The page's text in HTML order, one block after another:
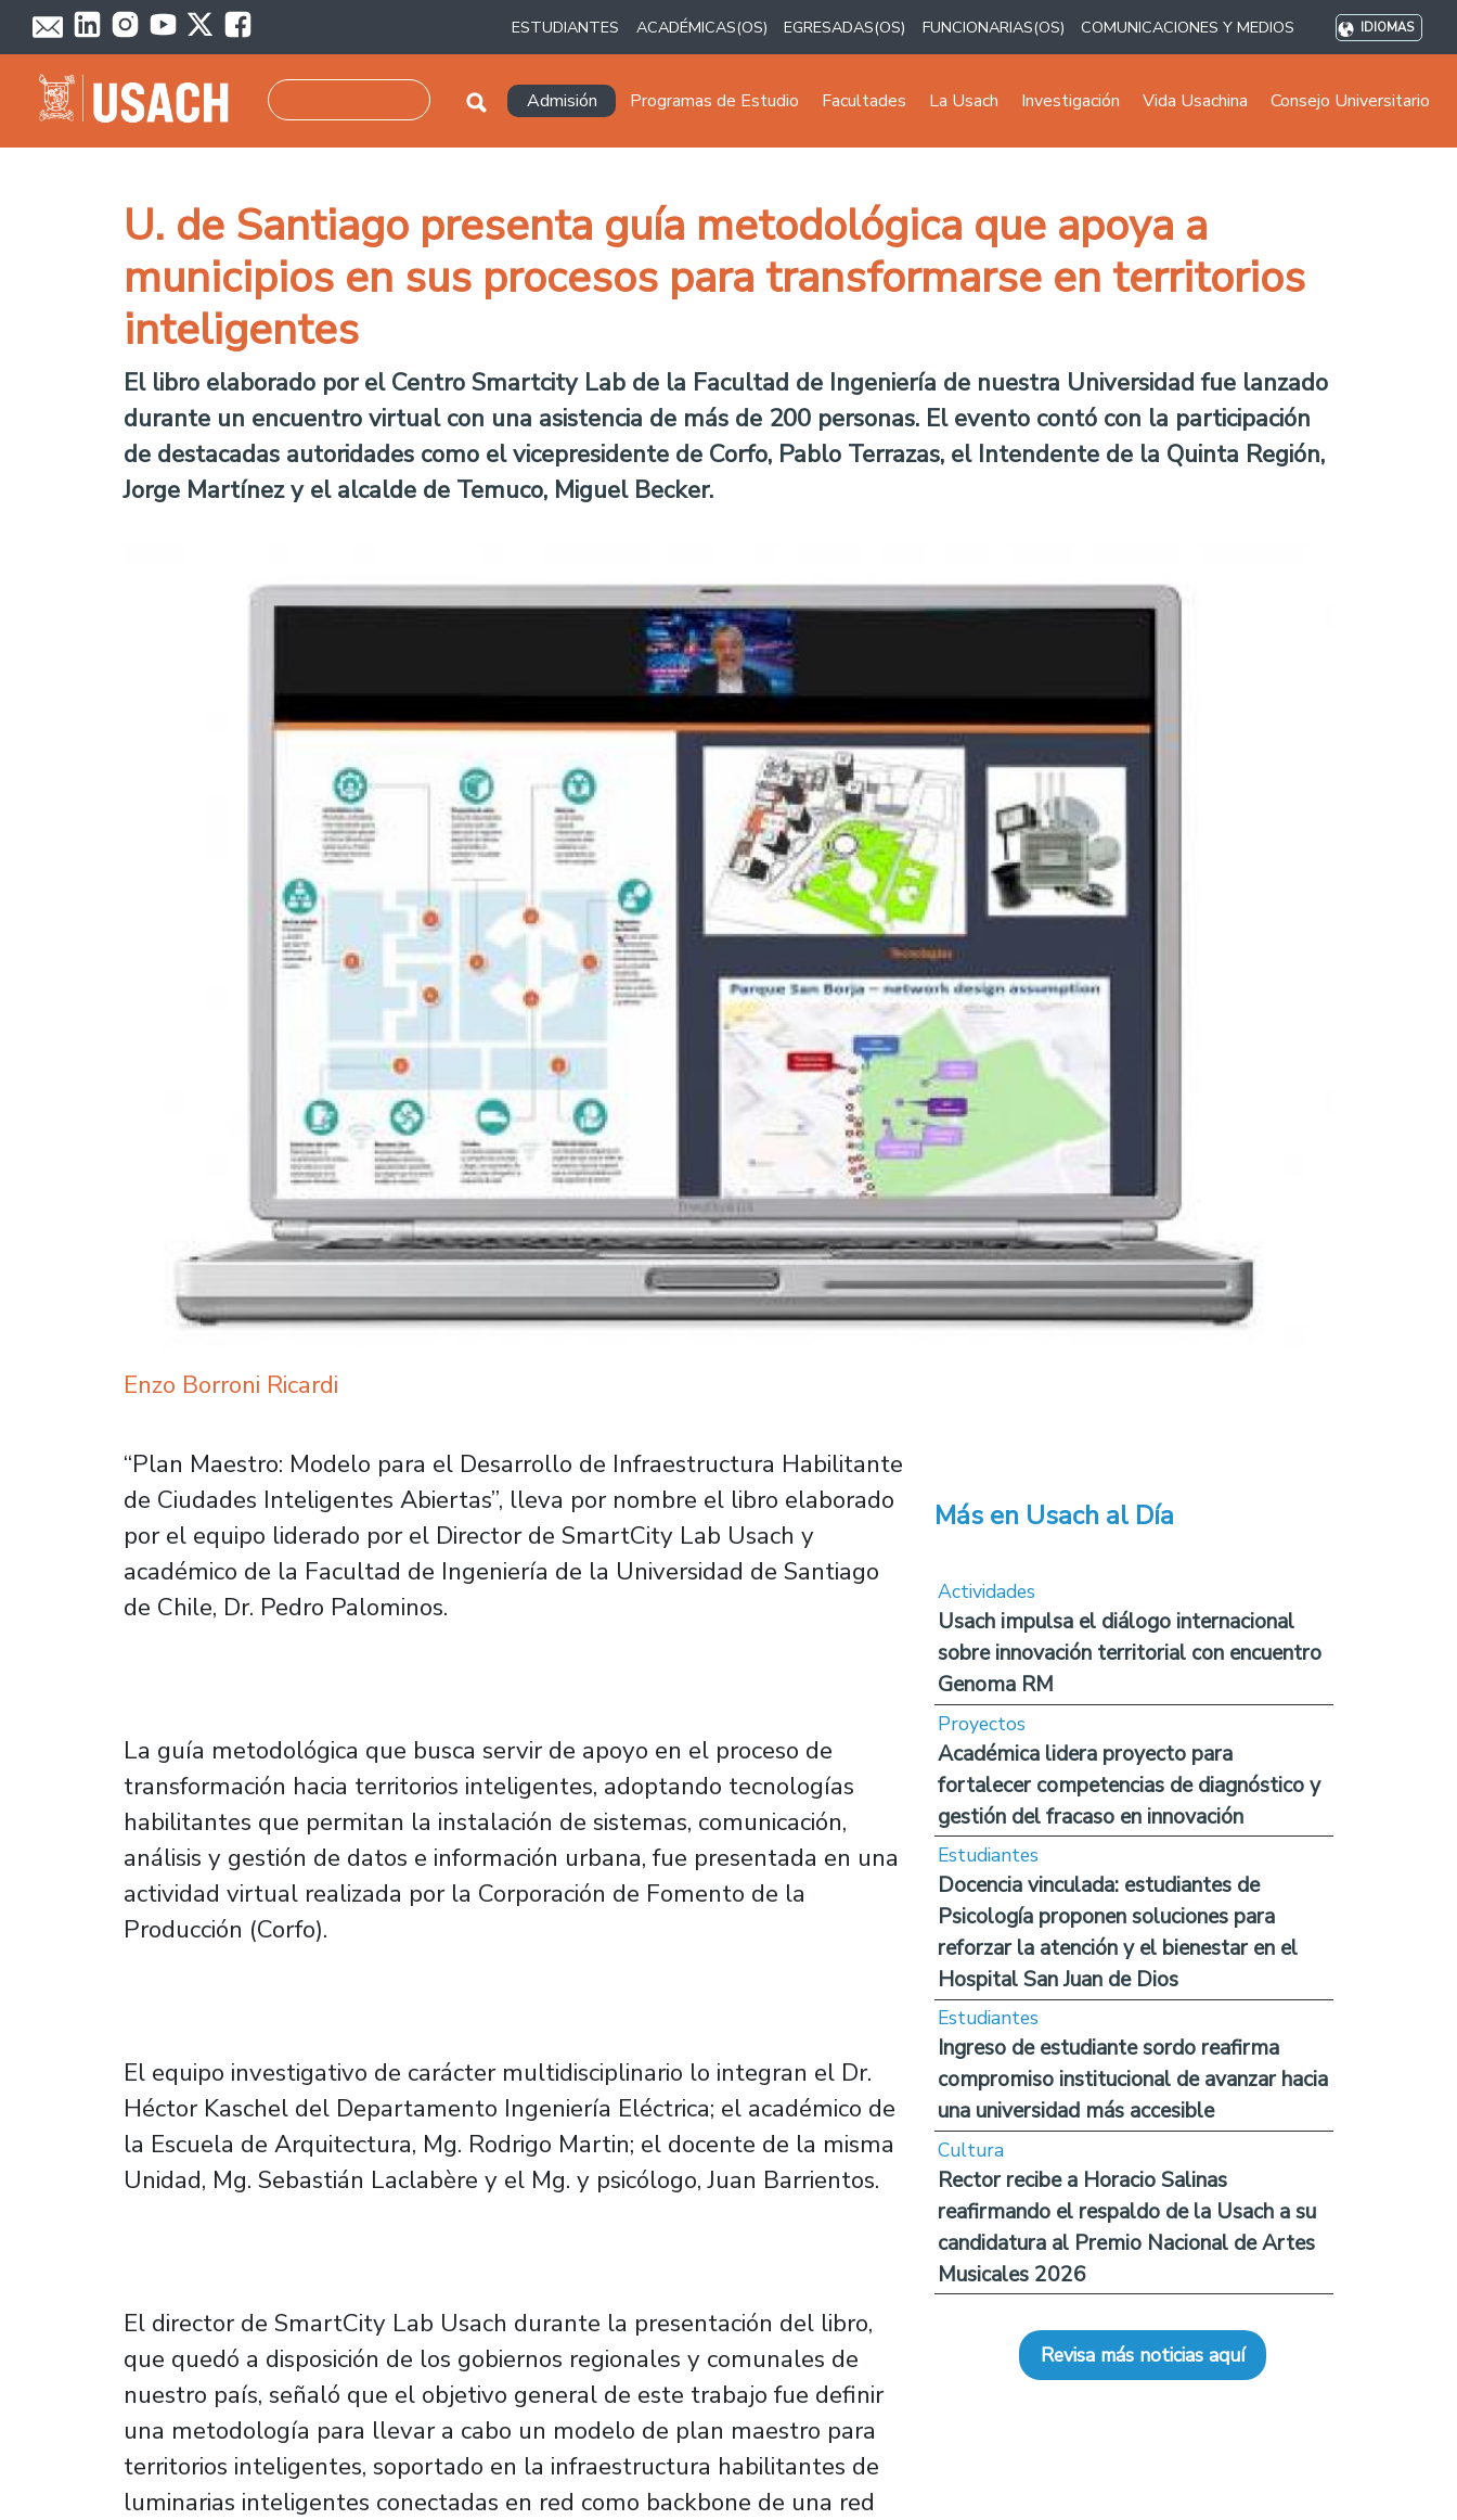
Pasar al contenido principal
ESTUDIANTES ACADÉMICAS(OS) EGRESADAS(OS) FUNCIONARIAS(OS) COMUNICACIONES Y MEDIOS IDIOMAS
Navegación principal
Admisión Programas de Estudio Facultades La Usach Investigación Vida Usachina Consejo Universitario
U. de Santiago presenta guía metodológica que apoya a
municipios en sus procesos para transformarse en territorios
inteligentes
El libro elaborado por el Centro Smartcity Lab de la Facultad de Ingeniería de nuestra Universidad fue lanzado
durante un encuentro virtual con una asistencia de más de 200 personas. El evento contó con la participación
de destacadas autoridades como el vicepresidente de Corfo, Pablo Terrazas, el Intendente de la Quinta Región,
Jorge Martínez y el alcalde de Temuco, Miguel Becker.
Enzo Borroni Ricardi
“Plan Maestro: Modelo para el Desarrollo de Infraestructura Habilitante
de Ciudades Inteligentes Abiertas”, lleva por nombre el libro elaborado
por el equipo liderado por el Director de SmartCity Lab Usach y
académico de la Facultad de Ingeniería de la Universidad de Santiago
de Chile, Dr. Pedro Palominos.
La guía metodológica que busca servir de apoyo en el proceso de
transformación hacia territorios inteligentes, adoptando tecnologías
habilitantes que permitan la instalación de sistemas, comunicación,
análisis y gestión de datos e información urbana, fue presentada en una
actividad virtual realizada por la Corporación de Fomento de la
Producción (Corfo).
El equipo investigativo de carácter multidisciplinario lo integran el Dr.
Héctor Kaschel del Departamento Ingeniería Eléctrica; el académico de
la Escuela de Arquitectura, Mg. Rodrigo Martin; el docente de la misma
Unidad, Mg. Sebastián Laclabère y el Mg. y psicólogo, Juan Barrientos.
El director de SmartCity Lab Usach durante la presentación del libro,
que quedó a disposición de los gobiernos regionales y comunales de
nuestro país, señaló que el objetivo general de este trabajo fue definir
una metodología para llevar a cabo un modelo de plan maestro para
territorios inteligentes, soportado en la infraestructura habilitantes de
luminarias inteligentes conectadas en red como backbone de una red
Más en Usach al Día
Actividades
Usach impulsa el diálogo internacional
sobre innovación territorial con encuentro
Genoma RM
Proyectos
Académica lidera proyecto para
fortalecer competencias de diagnóstico y
gestión del fracaso en innovación
Estudiantes
Docencia vinculada: estudiantes de
Psicología proponen soluciones para
reforzar la atención y el bienestar en el
Hospital San Juan de Dios
Estudiantes
Ingreso de estudiante sordo reafirma
compromiso institucional de avanzar hacia
una universidad más accesible
Cultura
Rector recibe a Horacio Salinas
reafirmando el respaldo de la Usach a su
candidatura al Premio Nacional de Artes
Musicales 2026
Revisa más noticias aquí